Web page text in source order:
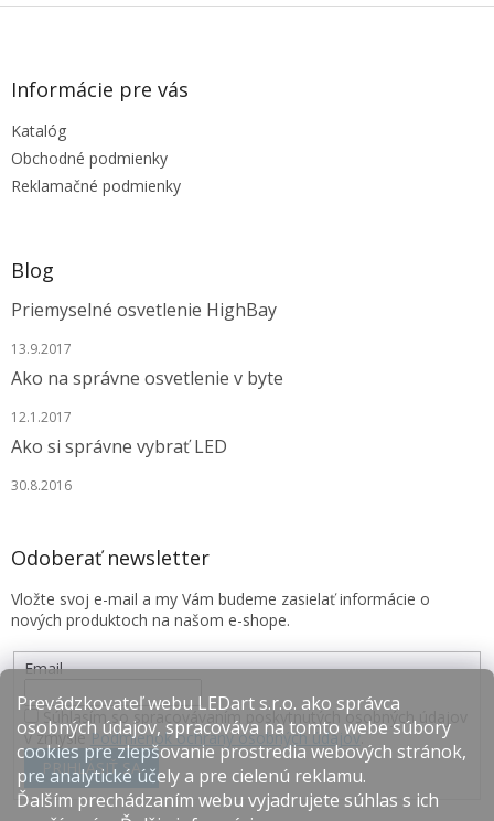
Prevádzkovateľ webu LEDart s.r.o. ako správca
osobných údajov, spracováva na tomto webe súbory
cookies pre zlepšovanie prostredia webových stránok,
pre analytické účely a pre cielenú reklamu.
Ďalším prechádzaním webu vyjadrujete súhlas s ich
Z
Informácie pre vás
Katalóg
Obchodné podmienky
Reklamačné podmienky
Blog
Priemyselné osvetlenie HighBay
13.9.2017
Ako na správne osvetlenie v byte
12.1.2017
Ako si správne vybrať LED
30.8.2016
Odoberať newsletter
Vložte svoj e-mail a my Vám budeme zasielať informácie o
nových produktoch na našom e-shope.
Email
Súhlasím so spracovávaním poskytnutých osobných údajov
v zmysle Podmienok ochrany osobných údajov.
PRIHLÁSIŤ SA